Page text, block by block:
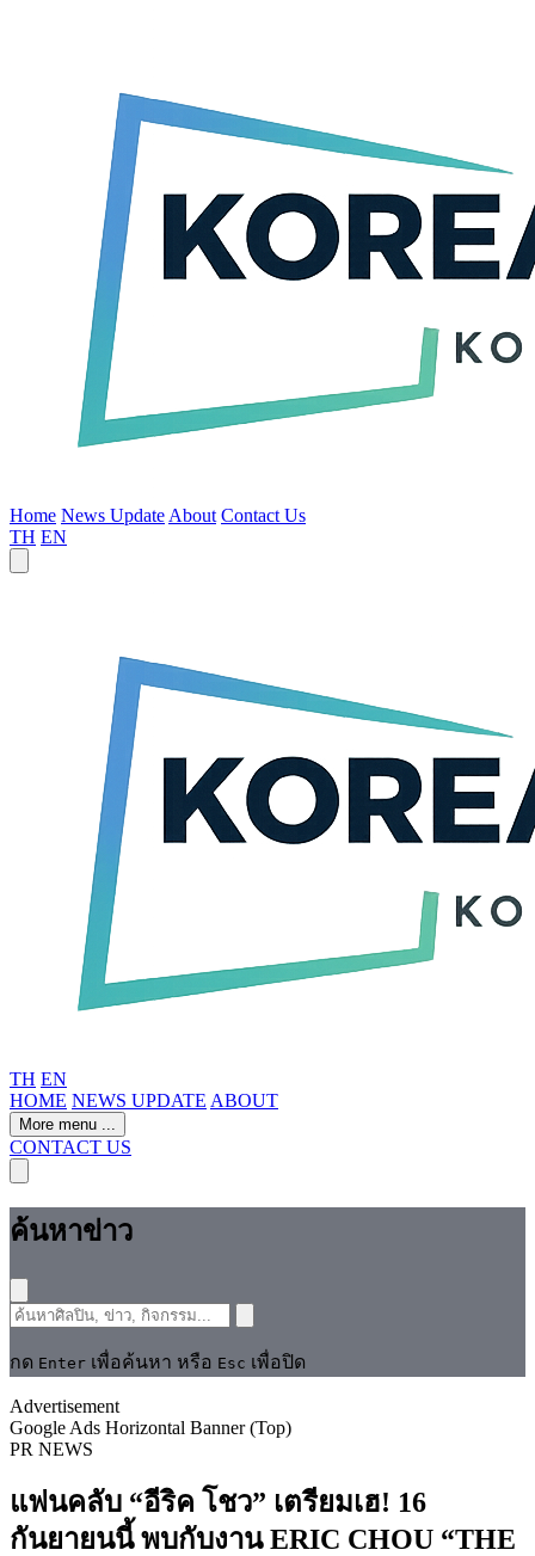
Home News Update About Contact Us
TH EN
TH EN
HOME NEWS UPDATE ABOUT
More menu ...
CONTACT US
ค้นหาข่าว
กด Enter เพื่อค้นหา หรือ Esc เพื่อปิด
Advertisement
Google Ads Horizontal Banner (Top)
PR NEWS
แฟนคลับ “อีริค โชว” เตรียมเฮ! 16
กันยายนนี้ พบกับงาน ERIC CHOU “THE